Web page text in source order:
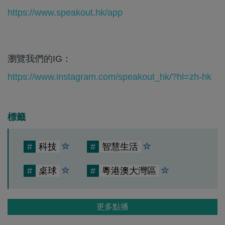
https://www.speakout.hk/app
瀏覽我們的IG：
https://www.instagram.com/speakout_hk/?hl=zh-hk
標籤
# 科技 # 智慧生活
# 桌球 # 粵港澳大灣區
更多點播